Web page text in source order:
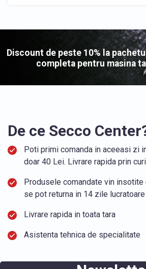
Discount de peste 10% la
completa pentru masina
De ce Secco
Poti primi comanda in aceeasi zi
doar 40 Lei. Livrare rapida prin
Produsele comandate vin insotite
se pot returna in 14 zile lucratoare
Livrare rapida in toata tara
Asistenta tehnica de specialitate